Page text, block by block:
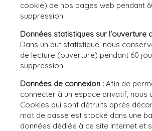
cookie) de nos pages web pendant
suppression
Données statistiques sur l'ouverture
Dans un but statistique, nous
de lecture (ouverture) pendant 60
suppression.
Données de connexion :Afin de
connecter à un espace privatif, nous
Cookies qui sont détruits après
mot de passe est stocké dans une
données dédiée à ce site internet et